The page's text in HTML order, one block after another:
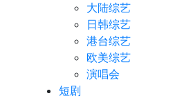
大陆综艺
日韩综艺
港台综艺
欧美综艺
演唱会
短剧